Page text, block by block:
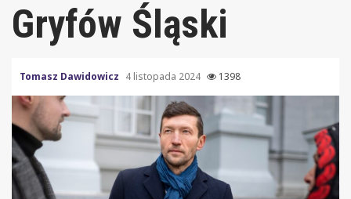
Gryfów Śląski
Tomasz Dawidowicz 4 listopada 2024 1398